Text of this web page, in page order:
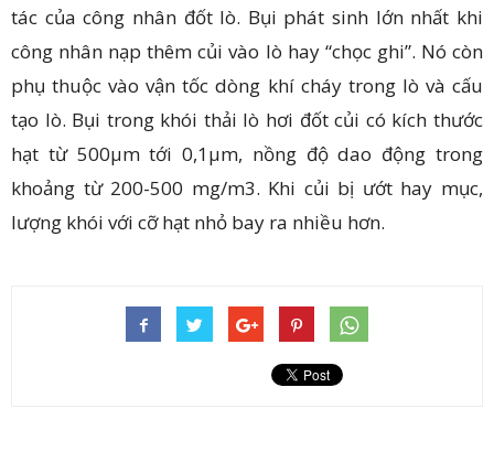
tác của công nhân đốt lò. Bụi phát sinh lớn nhất khi
công nhân nạp thêm củi vào lò hay “chọc ghi”. Nó còn
phụ thuộc vào vận tốc dòng khí cháy trong lò và cấu
tạo lò. Bụi trong khói thải lò hơi đốt củi có kích thước
hạt từ 500µm tới 0,1µm, nồng độ dao động trong
khoảng từ 200-500 mg/m3. Khi củi bị ướt hay mục,
lượng khói với cỡ hạt nhỏ bay ra nhiều hơn.